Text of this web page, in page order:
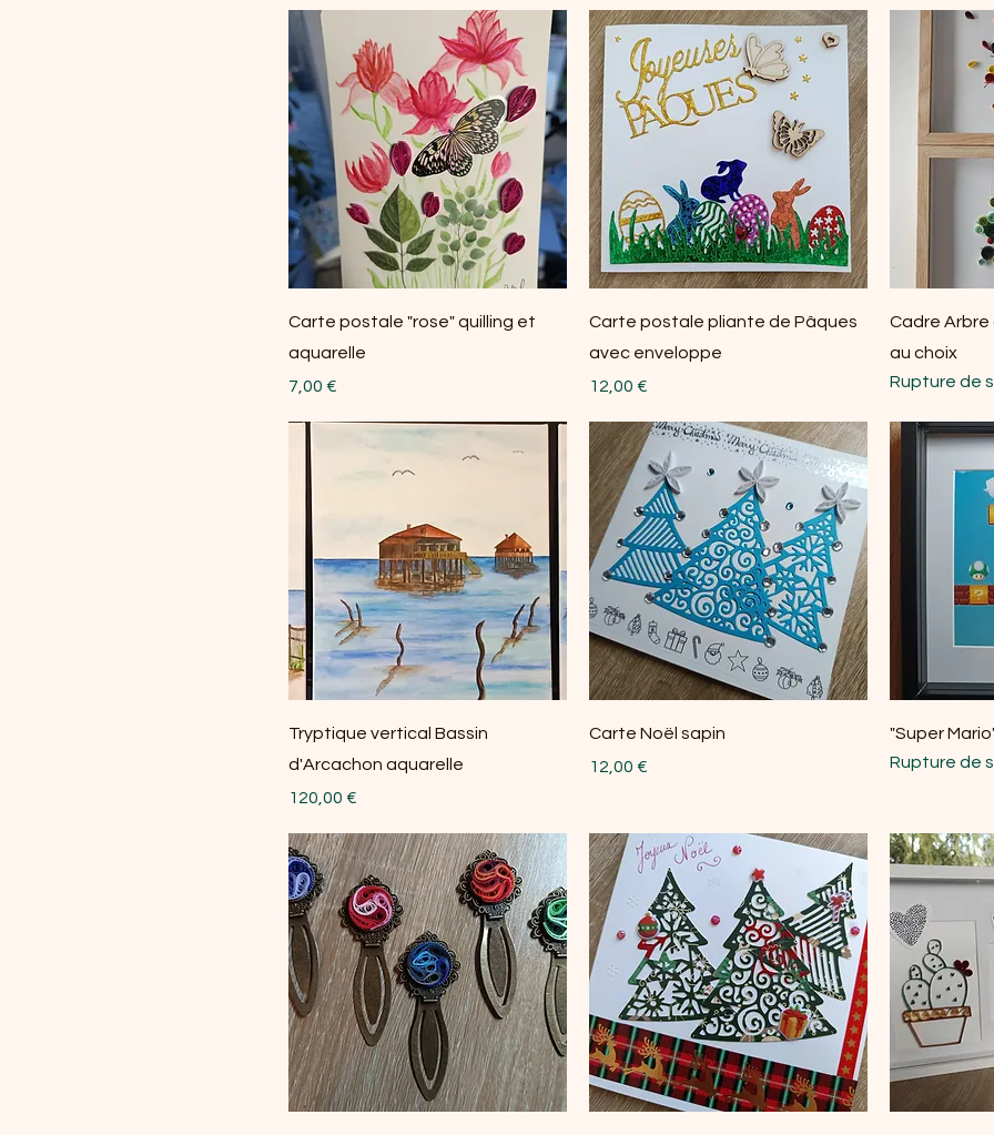
Carte postale "rose" quilling et
aquarelle
Prix
7,00 €
Carte postale pliante de Pâques
avec enveloppe
Prix
12,00 €
Cadre Arbre
au choix
Rupture de
Tryptique vertical Bassin
d'Arcachon aquarelle
Prix
120,00 €
Carte Noël sapin
Prix
12,00 €
"Super
Rupture de